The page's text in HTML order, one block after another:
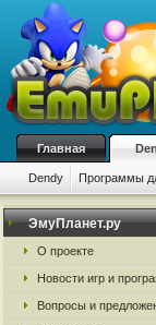
Главная
Dendy Программы
ЭмуПланет.ру
О проекте
Новости игр и
Вопросы и